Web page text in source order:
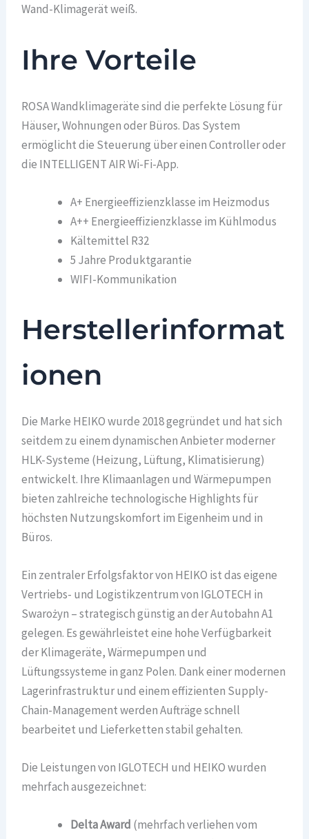
Wand-Klimagerät weiß.
Ihre Vorteile
ROSA Wandklimageräte sind die perfekte Lösung für
Häuser, Wohnungen oder Büros. Das System
ermöglicht die Steuerung über einen Controller oder
die INTELLIGENT AIR Wi-Fi-App.
A+ Energieeffizienzklasse im Heizmodus
A++ Energieeffizienzklasse im Kühlmodus
Kältemittel R32
5 Jahre Produktgarantie
WIFI-Kommunikation
Herstellerinformat
ionen
Die Marke HEIKO wurde 2018 gegründet und hat sich
seitdem zu einem dynamischen Anbieter moderner
HLK-Systeme (Heizung, Lüftung, Klimatisierung)
entwickelt. Ihre Klimaanlagen und Wärmepumpen
bieten zahlreiche technologische Highlights für
höchsten Nutzungskomfort im Eigenheim und in
Büros.
Ein zentraler Erfolgsfaktor von HEIKO ist das eigene
Vertriebs- und Logistikzentrum von IGLOTECH in
Swarożyn – strategisch günstig an der Autobahn A1
gelegen. Es gewährleistet eine hohe Verfügbarkeit
der Klimageräte, Wärmepumpen und
Lüftungssysteme in ganz Polen. Dank einer modernen
Lagerinfrastruktur und einem effizienten Supply-
Chain-Management werden Aufträge schnell
bearbeitet und Lieferketten stabil gehalten.
Die Leistungen von IGLOTECH und HEIKO wurden
mehrfach ausgezeichnet:
Delta Award (mehrfach verliehen vom